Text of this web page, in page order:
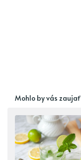
Mohlo by vás zaujať